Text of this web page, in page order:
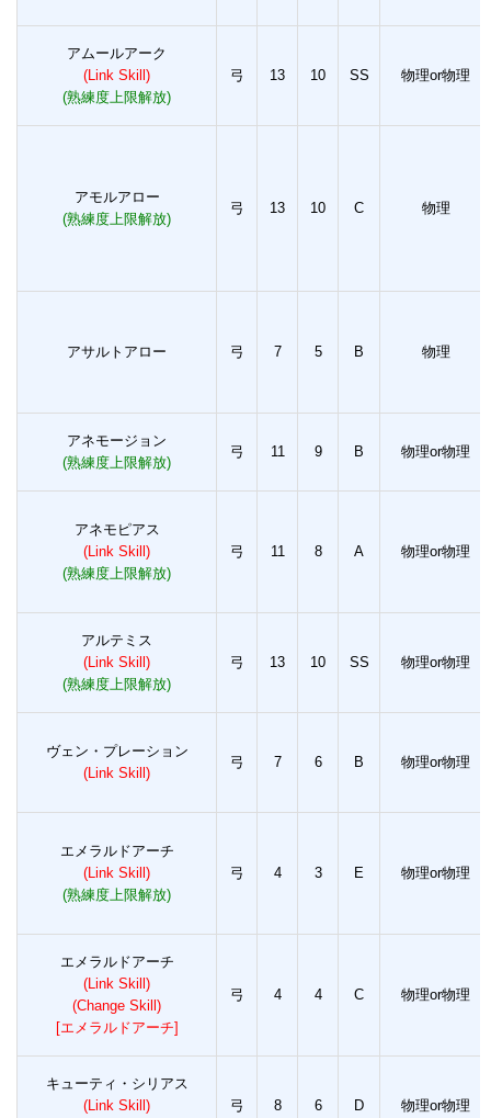
アムールアーク
(Link Skill)
(熟練度上限解放)
弓 13 10 SS 物理or物理
アモルアロー
(熟練度上限解放)
弓 13 10 C 物理
アサルトアロー 弓 7 5 B 物理
アネモージョン
(熟練度上限解放)
弓 11 9 B 物理or物理
アネモピアス
(Link Skill)
(熟練度上限解放)
弓 11 8 A 物理or物理
アルテミス
(Link Skill)
(熟練度上限解放)
弓 13 10 SS 物理or物理
ヴェン・プレーション
(Link Skill)
弓 7 6 B 物理or物理
エメラルドアーチ
(Link Skill)
(熟練度上限解放)
弓 4 3 E 物理or物理
エメラルドアーチ
(Link Skill)
(Change Skill)
[エメラルドアーチ]
弓 4 4 C 物理or物理
キューティ・シリアス
(Link Skill)
弓 8 6 D 物理or物理